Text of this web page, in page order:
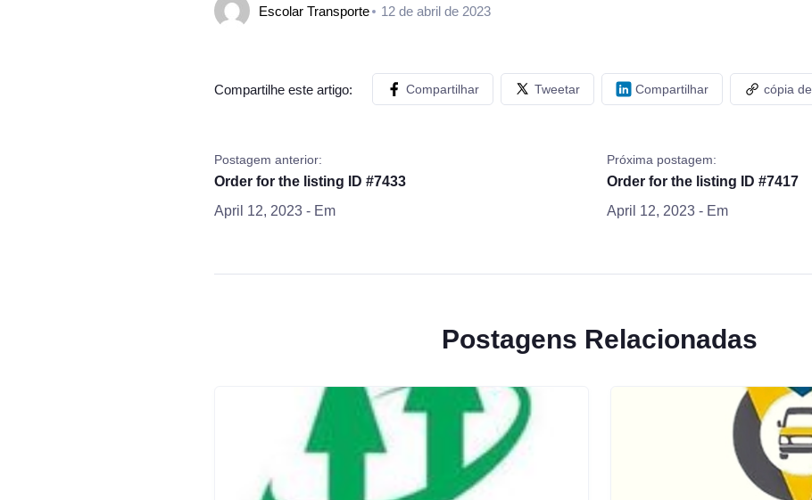
Escolar Transporte 12 de abril de 2023
Compartilhe este artigo: Compartilhar Tweetar Compartilhar cópia de
Postagem anterior:
Order for the listing ID #7433
April 12, 2023 - Em
Próxima postagem:
Order for the listing ID #7417
April 12, 2023 - Em
Postagens Relacionadas